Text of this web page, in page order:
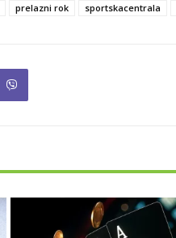
prelazni rok sportskacentrala